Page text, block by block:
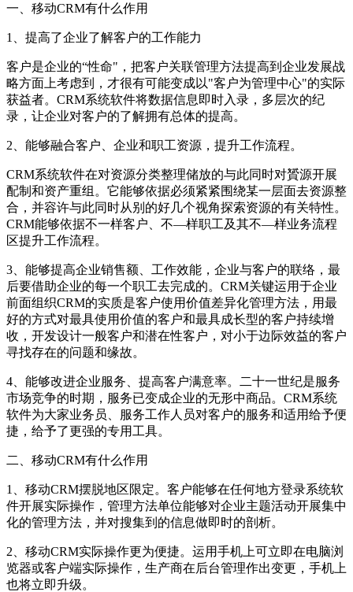
一、移动CRM有什么作用
1、提高了企业了解客户的工作能力
客户是企业的“性命"，把客户关联管理方法提高到企业发展战
略方面上考虑到，才很有可能变成以"客户为管理中心"的实际
获益者。CRM系统软件将数据信息即时入录，多层次的纪
录，让企业对客户的了解拥有总体的提高。
2、能够融合客户、企业和职工资源，提升工作流程。
CRM系统软件在对资源分类整理储放的与此同时对贇源开展
配制和资产重组。它能够依据必须紧紧围绕某一层面去资源整
合，并容许与此同时从别的好几个视角探索资源的有关特性。
CRM能够依据不一样客户、不—样职工及其不—样业务流程
区提升工作流程。
3、能够提高企业销售额、工作效能，企业与客户的联络，最
后要借助企业的每一个职工去完成的。CRM关键运用于企业
前面组织CRM的实质是客户使用价值差异化管理方法，用最
好的方式对最具使用价值的客户和最具成长型的客户持续增
收，开发设计一般客户和潜在性客户，对小于边际效益的客户
寻找存在的问题和缘故。
4、能够改进企业服务、提高客户满意率。二十一世纪是服务
市场竞争的时期，服务已变成企业的无形中商品。CRM系统
软件为大家业务员、服务工作人员对客户的服务和适用给予便
捷，给予了更强的专用工具。
二、移动CRM有什么作用
1、移动CRM摆脱地区限定。客户能够在任何地方登录系统软
件开展实际操作，管理方法单位能够对企业主题活动开展集中
化的管理方法，并对搜集到的信息做即时的剖析。
2、移动CRM实际操作更为便捷。运用手机上可立即在电脑浏
览器或客户端实际操作，生产商在后台管理作出变更，手机上
也将立即升级。